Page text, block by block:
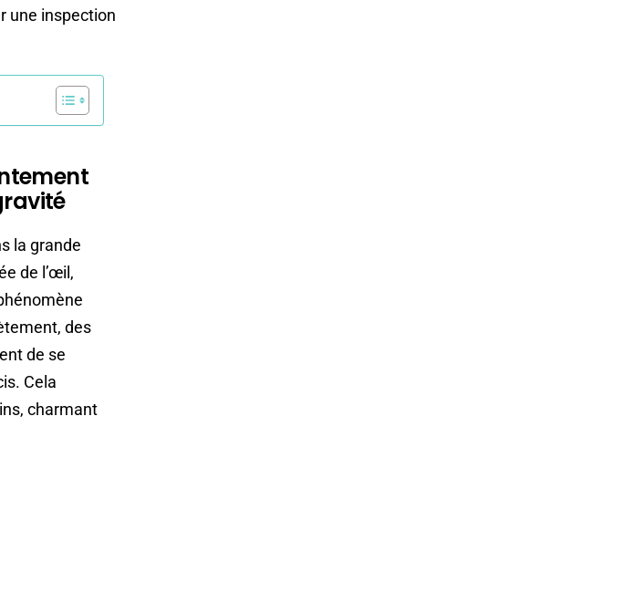
une inspection
la grande
de l’œil,
des
de se
Cela
charmant